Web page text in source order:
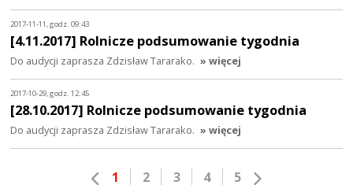
2017-11-11, godz. 09:43
[4.11.2017] Rolnicze podsumowanie tygodnia
Do audycji zaprasza Zdzisław Tararako. » więcej
2017-10-29, godz. 12:45
[28.10.2017] Rolnicze podsumowanie tygodnia
Do audycji zaprasza Zdzisław Tararako. » więcej
1 2 3 4 5